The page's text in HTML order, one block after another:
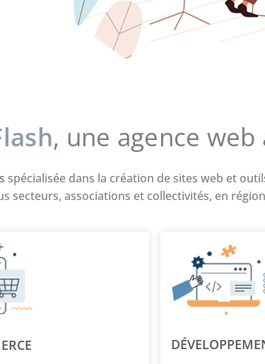
, une agence web
spécialisée dans la création de sites web et
secteurs, associations et collectivités, en